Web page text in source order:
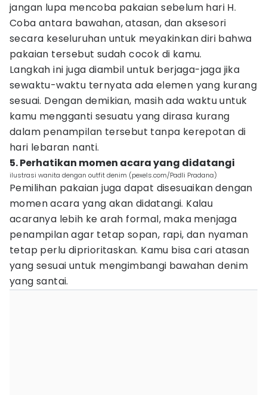
jangan lupa mencoba pakaian sebelum hari H.
Coba antara bawahan, atasan, dan aksesori
secara keseluruhan untuk meyakinkan diri bahwa
pakaian tersebut sudah cocok di kamu.
Langkah ini juga diambil untuk berjaga-jaga jika
sewaktu-waktu ternyata ada elemen yang kurang
sesuai. Dengan demikian, masih ada waktu untuk
kamu mengganti sesuatu yang dirasa kurang
dalam penampilan tersebut tanpa kerepotan di
hari lebaran nanti.
5. Perhatikan momen acara yang didatangi
ilustrasi wanita dengan outfit denim (pexels.com/Padli Pradana)
Pemilihan pakaian juga dapat disesuaikan dengan
momen acara yang akan didatangi. Kalau
acaranya lebih ke arah formal, maka menjaga
penampilan agar tetap sopan, rapi, dan nyaman
tetap perlu diprioritaskan. Kamu bisa cari atasan
yang sesuai untuk mengimbangi bawahan denim
yang santai.